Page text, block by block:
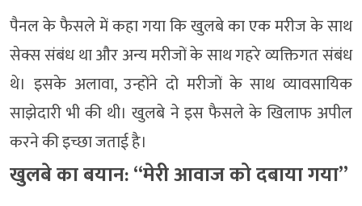
पैनल के फैसले में कहा गया कि खुलबे का एक मरीज के साथ
सेक्स संबंध था और अन्य मरीजों के साथ गहरे व्यक्तिगत संबंध
थे। इसके अलावा, उन्होंने दो मरीजों के साथ व्यावसायिक
साझेदारी भी की थी। खुलबे ने इस फैसले के खिलाफ अपील
करने की इच्छा जताई है।
खुलबे का बयान: “मेरी आवाज को दबाया गया”